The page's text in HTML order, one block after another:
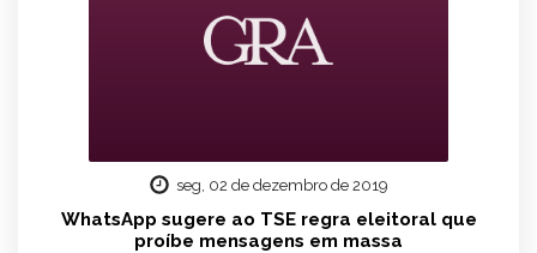
seg, 02 de dezembro de 2019
WhatsApp sugere ao TSE regra eleitoral que
proíbe mensagens em massa